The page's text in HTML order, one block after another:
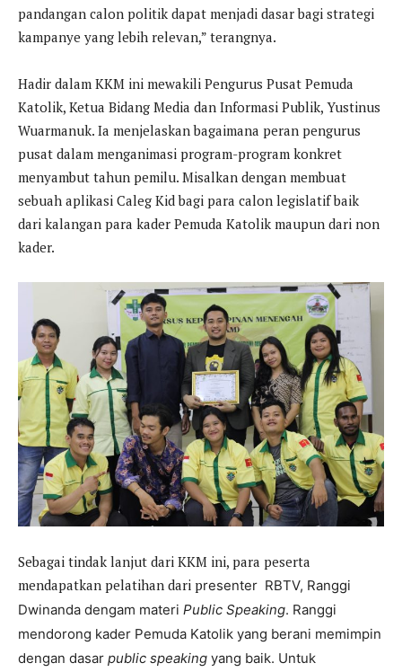
pandangan calon politik dapat menjadi dasar bagi strategi
kampanye yang lebih relevan,” terangnya.
Hadir dalam KKM ini mewakili Pengurus Pusat Pemuda
Katolik, Ketua Bidang Media dan Informasi Publik, Yustinus
Wuarmanuk. Ia menjelaskan bagaimana peran pengurus
pusat dalam menganimasi program-program konkret
menyambut tahun pemilu. Misalkan dengan membuat
sebuah aplikasi Caleg Kid bagi para calon legislatif baik
dari kalangan para kader Pemuda Katolik maupun dari non
kader.
Sebagai tindak lanjut dari KKM ini, para peserta
mendapatkan pelatihan dari presenter RBTV, Ranggi
Dwinanda dengam materi Public Speaking. Ranggi
mendorong kader Pemuda Katolik yang berani memimpin
dengan dasar public speaking yang baik. Untuk